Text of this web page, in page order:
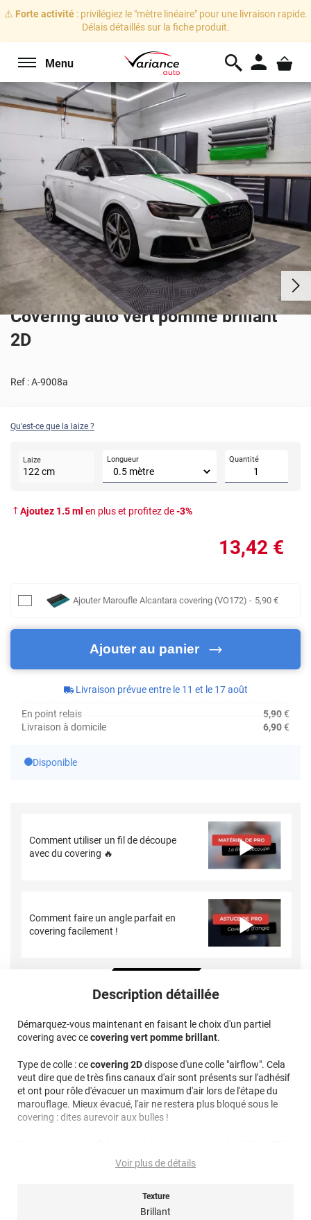
⚠️ Forte activité: privilégiez le "mètre linéaire" pour une livraison rapide.
Délais détaillés sur la fiche produit.
Menu
Covering auto vert pomme brillant
2D
Ref :A-9008a
Qu'est-ce que la laize ?
Laize
122 cm
Longueur Quantité
Ajoutez 1.5ml en plus et profitez de-3%
13,42 €
Ajouter Maroufle Alcantara covering (VO172) - 5,90 €
Ajouter au panier
Livraison prévue entre le 11 et le 17 août
En point relais 5,90€
Livraison à domicile
6,90€
Disponible
Comment utiliser un fil de découpe
avec du covering 🔥
Comment faire un angle parfait en
covering facilement !
Description détaillée
Démarquez-vous maintenant en faisant le choix d'un partiel
covering avec cecovering vert pomme brillant.
Type de colle : cecovering 2Ddispose d'une colle "airflow". Cela
veut dire que de très fins canaux d'air sont présents sur l'adhésif
et ont pour rôle d'évacuer un maximum d'air lors de l'étape du
marouflage. Mieux évacué, l'air ne restera plus bloqué sous le
covering : dites aurevoir aux bulles !
Pour rappel ce film de covering dispose d’une finition 2D, c’est-à-
chaleur, il est conseillé dans la pose de covering sur des surfaces
plutôt plates et peu courbées afin d’éviter tout risque de plis et
Voir plus de détails
Texture
Brillant